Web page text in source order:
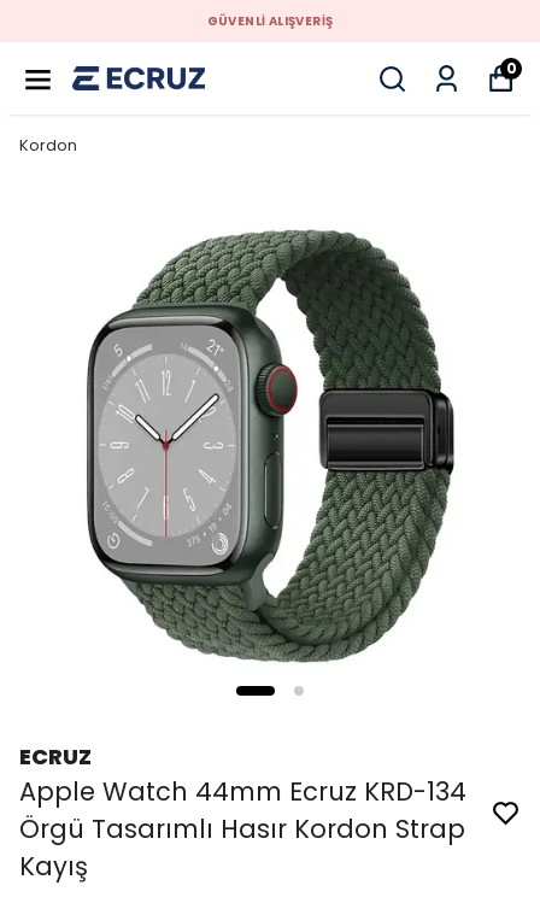
GÜVENLİ ALIŞVERİŞ
0
Kordon
ECRUZ
Apple Watch 44mm Ecruz KRD-134
Örgü Tasarımlı Hasır Kordon Strap
Kayış